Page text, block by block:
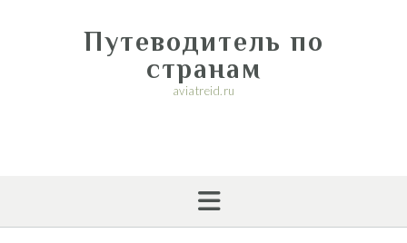
Путеводитель по
странам
aviatreid.ru